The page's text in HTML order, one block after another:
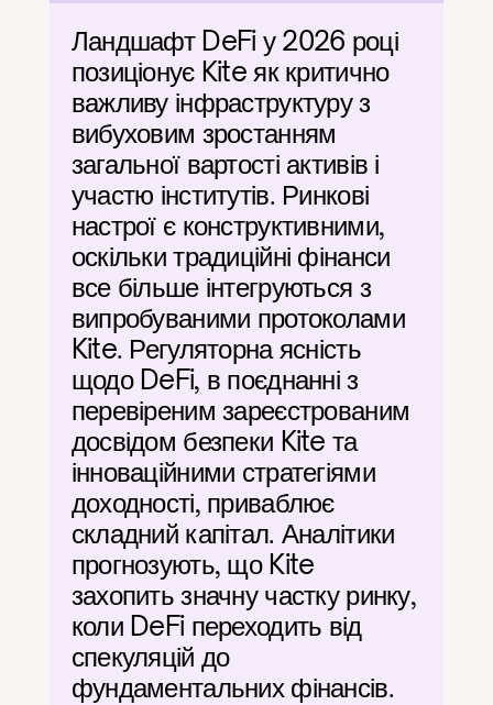
Ландшафт DeFi у 2026 році
позиціонує Kite як критично
важливу інфраструктуру з
вибуховим зростанням
загальної вартості активів і
участю інститутів. Ринкові
настрої є конструктивними,
оскільки традиційні фінанси
все більше інтегруються з
випробуваними протоколами
Kite. Регуляторна ясність
щодо DeFi, в поєднанні з
перевіреним зареєстрованим
досвідом безпеки Kite та
інноваційними стратегіями
доходності, приваблює
складний капітал. Аналітики
прогнозують, що Kite
захопить значну частку ринку,
коли DeFi переходить від
спекуляцій до
фундаментальних фінансів.